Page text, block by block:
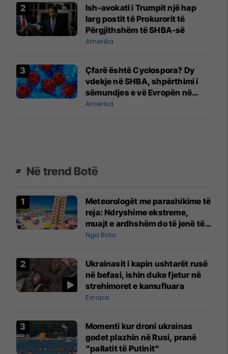
Ish-avokati i Trumpit një hap
larg postit të Prokurorit të
Përgjithshëm të SHBA-së
Amerika
Çfarë është Cyclospora? Dy
vdekje në SHBA, shpërthimi i
sëmundjes e vë Evropën në
gatishmëri
Amerika
Në trend Botë
Meteorologët me parashikime të
reja: Ndryshime ekstreme,
muajt e ardhshëm do të jenë të
pazakontë
Nga Bota
Ukrainasit i kapin ushtarët rusë
në befasi, ishin duke fjetur në
strehimoret e kamufluara
Evropa
Momenti kur droni ukrainas
godet plazhin në Rusi, pranë
"pallatit të Putinit"